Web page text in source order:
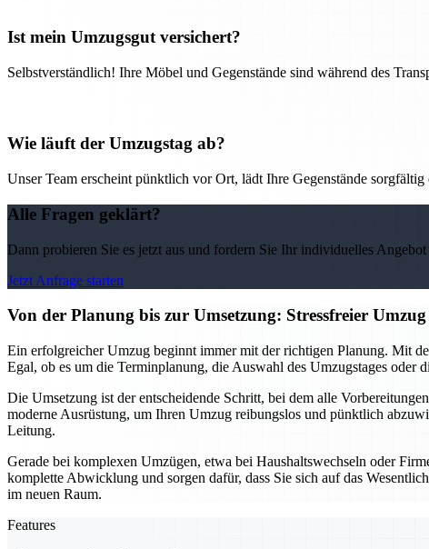
Ist mein Umzugsgut versichert?
Selbstverständlich! Ihre Möbel und Gegenstände sind während des
Wie läuft der Umzugstag ab?
Unser Team erscheint pünktlich vor Ort, lädt Ihre Gegenstände
Alle Fragen geklärt?
Dann probieren Sie es jetzt aus und fordern Sie Ihr individuelles
Jetzt Anfrage starten
Von der Planung bis zur Umsetzung: Stressfreier
Ein erfolgreicher Umzug beginnt immer mit der richtigen Planung. Mit
Egal, ob es um die Terminplanung, die Auswahl des Umzugstages
Die Umsetzung ist der entscheidende Schritt, bei dem alle
moderne Ausrüstung, um Ihren Umzug reibungslos und pünktlich
Leitung.
Gerade bei komplexen Umzügen, etwa bei Haushaltswechseln oder
komplette Abwicklung und sorgen dafür, dass Sie sich auf das
im neuen Raum.
Features